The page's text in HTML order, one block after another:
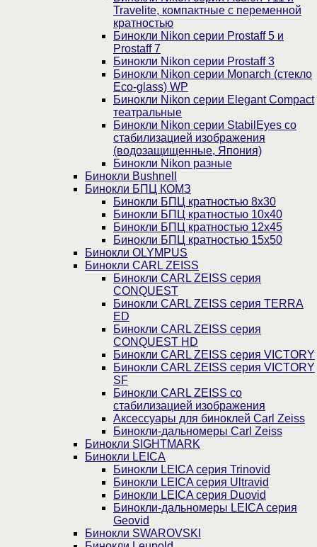
Travelite, компактные с переменной
кратностью
Бинокли Nikon серии Prostaff 5 и
Prostaff 7
Бинокли Nikon серии Prostaff 3
Бинокли Nikon серии Monarch (стекло
Eco-glass) WP
Бинокли Nikon серии Elegant Compact
театральные
Бинокли Nikon серии StabilEyes со
стабилизацией изображения
(водозащищенные, Япония)
Бинокли Nikon разные
Бинокли Bushnell
Бинокли БПЦ КОМЗ
Бинокли БПЦ кратностью 8х30
Бинокли БПЦ кратностью 10х40
Бинокли БПЦ кратностью 12х45
Бинокли БПЦ кратностью 15х50
Бинокли OLYMPUS
Бинокли CARL ZEISS
Бинокли CARL ZEISS серия
CONQUEST
Бинокли CARL ZEISS серия TERRA
ED
Бинокли CARL ZEISS серия
CONQUEST HD
Бинокли CARL ZEISS серия VICTORY
Бинокли CARL ZEISS серия VICTORY
SF
Бинокли CARL ZEISS со
стабилизацией изображения
Аксессуары для биноклей Carl Zeiss
Бинокли-дальномеры Carl Zeiss
Бинокли SIGHTMARK
Бинокли LEICA
Бинокли LEICA серия Trinovid
Бинокли LEICA серия Ultravid
Бинокли LEICA серия Duovid
Бинокли-дальномеры LEICA серия
Geovid
Бинокли SWAROVSKI